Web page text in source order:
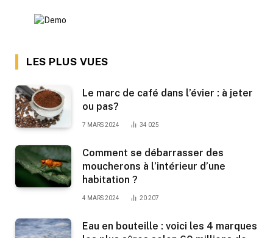
LES PLUS VUES
Le marc de café dans l’évier : à jeter
ou pas?
7 MARS 2024 34 025
Comment se débarrasser des
moucherons à l’intérieur d’une
habitation ?
4 MARS 2024 20 207
Eau en bouteille : voici les 4 marques